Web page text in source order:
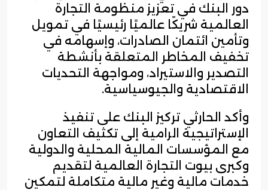
دور البنك في تعزيز منظومة التجارة
العالمية شريكًا عالميًا رئيسيًا في تمويل
وتأمين ائتمان الصادرات، وإسهامه في
تخفيف المخاطر المتعلقة بأنشطة
التصدير والاستيراد، ومواجهة التحديات
الاقتصادية والجيوسياسية.
وأكد الحارثي تركيز البنك على تنفيذ
الإستراتيجية الرامية إلى تكثيف التعاون
مع المؤسسات المالية المحلية والدولية
وكبرى بيوت التجارة العالمية لتقديم
خدمات مالية وغير مالية متكاملة لتمكين